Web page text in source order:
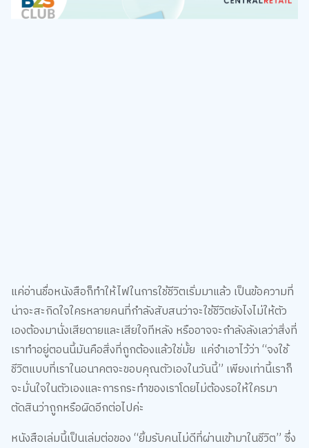
แค่อ่านชื่อหนังสือก็ทำให้ไฟในการใช้ชีวิตเริ่มมาแล้ว เป็นข้อความที่
น่าจะสะกิดใจใครหลายคนที่กำลังสับสนว่าจะใช้ชีวิตยังไงไม่ให้ตัว
เองต้องมานั่งเสียดายและเสียใจทีหลัง หรืออาจจะกำลังลังเลว่าสิ่งที่
เราทำอยู่ตอนนี้มันคือสิ่งที่ถูกต้องแล้วใช่มั้ย แค่จำเอาไว้ว่า “จงใช้
ชีวิตแบบที่เราในอนาคตจะขอบคุณตัวเองในวันนี้” เพียงเท่านี้เราก็
จะมั่นใจในตัวเองและการกระทำของเราโดยไม่ต้องรอให้ใครมา
ตัดสินว่าถูกหรือผิดอีกต่อไปค่ะ
หนังสือเล่มนี้เป็นเล่มต่อของ “ยิ้มรับคนไม่ดีที่ผ่านเข้ามาในชีวิต” ซึ่ง